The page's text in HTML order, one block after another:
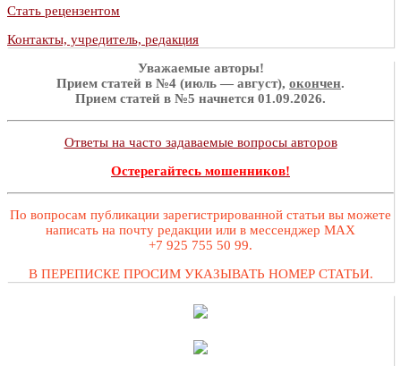
Стать рецензентом
Контакты, учредитель, редакция
Уважаемые авторы!
Прием статей в №4 (июль — август), окончен.
Прием статей в №5 начнется 01.09.2026.
Ответы на часто задаваемые вопросы авторов
Остерегайтесь мошенников!
По вопросам публикации зарегистрированной статьи вы можете
написать на почту редакции или в мессенджер MAX
+7 925 755 50 99.
В ПЕРЕПИСКЕ ПРОСИМ УКАЗЫВАТЬ НОМЕР СТАТЬИ.